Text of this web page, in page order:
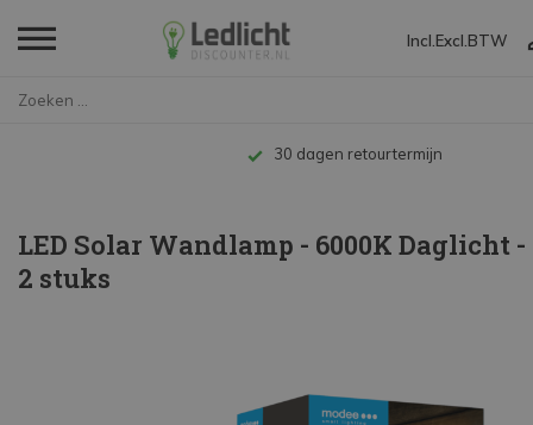
Incl. Excl. BTW
Tot 10 jaar garantie
LED Solar Wandlamp - 6000K Daglicht -
2 stuks